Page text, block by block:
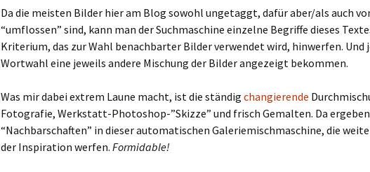
Da die meisten Bilder hier am Blog sowohl ungetaggt, dafür aber/als auch
“umflossen” sind, kann man der Suchmaschine einzelne Begriffe dieses
Kriterium, das zur Wahl benachbarter Bilder verwendet wird, hinwerfen. Und
Wortwahl eine jeweils andere Mischung der Bilder angezeigt bekommen.
Was mir dabei extrem Laune macht, ist die ständig changierende
Fotografie, Werkstatt-Photoshop-”Skizze” und frisch Gemalten. Da
“Nachbarschaften” in dieser automatischen Galeriemischmaschine, die
der Inspiration werfen. Formidable!